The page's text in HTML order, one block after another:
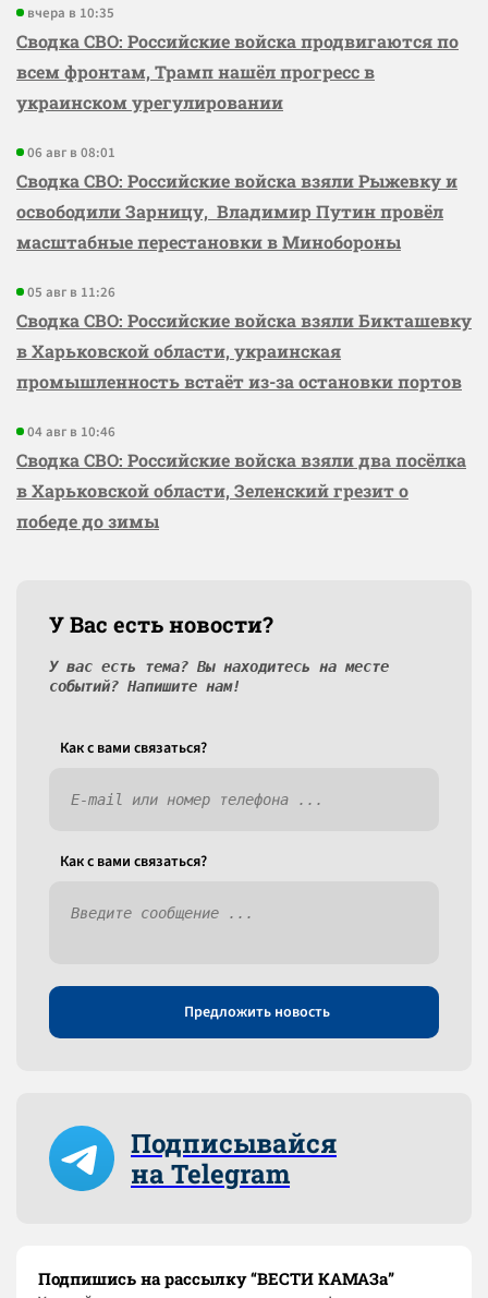
вчера в 10:35
Сводка СВО: Российские войска продвигаются по
всем фронтам, Трамп нашёл прогресс в
украинском урегулировании
06 авг в 08:01
Сводка СВО: Российские войска взяли Рыжевку и
освободили Зарницу, Владимир Путин провёл
масштабные перестановки в Минобороны
05 авг в 11:26
Сводка СВО: Российские войска взяли Бикташевку
в Харьковской области, украинская
промышленность встаёт из-за остановки портов
04 авг в 10:46
Сводка СВО: Российские войска взяли два посёлка
в Харьковской области, Зеленский грезит о
победе до зимы
У Вас есть новости?
У вас есть тема? Вы находитесь на месте
событий? Напишите нам!
Как c вами связаться?
Как c вами связаться?
Предложить новость
Подписывайся
на Telegram
Подпишись на рассылку “ВЕСТИ КАМАЗа”